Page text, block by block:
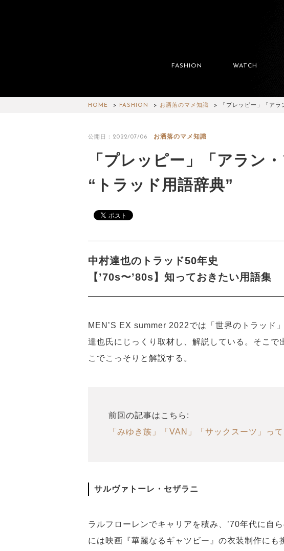
FASHION WATCH
HOME FASHION お洒落のマメ知識 「プレッピー」「ア
公開日：2022/07/06 お洒落のマメ知識
「プレッピー」「アラン
“トラッド用語辞典”
中村達也のトラッド50年史
【’70s〜’80s】知っておきたい用語集
MEN’S EX summer 2022では「世界のトラッド
達也氏にじっくり取材し、解説している。そこで
こでこっそりと解説する。
前回の記事はこちら:
「みゆき族」「VAN」「サックスーツ」っ
サルヴァトーレ・セザラニ
ラルフローレンでキャリアを積み、’70年代に自
には映画『華麗なるギャツビー』の衣装制作にも